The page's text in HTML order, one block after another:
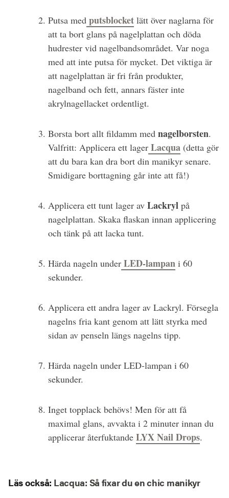
Putsa med putsblocket lätt över naglarna för
att ta bort glans på nagelplattan och döda
hudrester vid nagelbandsområdet. Var noga
med att inte putsa för mycket. Det viktiga är
att nagelplattan är fri från produkter,
nagelband och fett, annars fäster inte
akrylnagellacket ordentligt.
Borsta bort allt fildamm med nagelborsten.
Valfritt: Applicera ett lager Lacqua (detta gör
att du bara kan dra bort din manikyr senare.
Smidigare borttagning går inte att få!)
Applicera ett tunt lager av Lackryl på
nagelplattan. Skaka flaskan innan applicering
och tänk på att lacka tunt.
Härda nageln under LED-lampan i 60
sekunder.
Applicera ett andra lager av Lackryl. Försegla
nagelns fria kant genom att lätt styrka med
sidan av penseln längs nagelns tipp.
Härda nageln under LED-lampan i 60
sekunder.
Inget topplack behövs! Men för att få
maximal glans, avvakta i 2 minuter innan du
applicerar återfuktande LYX Nail Drops.
Läs också: Lacqua: Så fixar du en chic manikyr